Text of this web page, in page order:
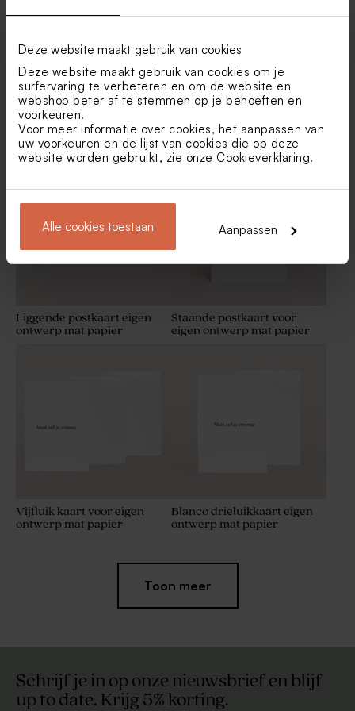
Deze website maakt gebruik van cookies
Deze website maakt gebruik van cookies om je
surfervaring te verbeteren en om de website en
webshop beter af te stemmen op je behoeften en
voorkeuren.
Voor meer informatie over cookies, het aanpassen van
uw voorkeuren en de lijst van cookies die op deze
website worden gebruikt, zie onze Cookieverklaring.
Alle cookies toestaan Aanpassen
Combineer met
Liggende postkaart eigen
ontwerp mat papier
Staande postkaart voor
eigen ontwerp mat papier
Vijfluik kaart voor eigen
ontwerp mat papier
Blanco drieluikkaart eigen
ontwerp mat papier
Toon meer
Schrijf je in op onze nieuwsbrief en blijf
up to date. Krijg 5% korting.